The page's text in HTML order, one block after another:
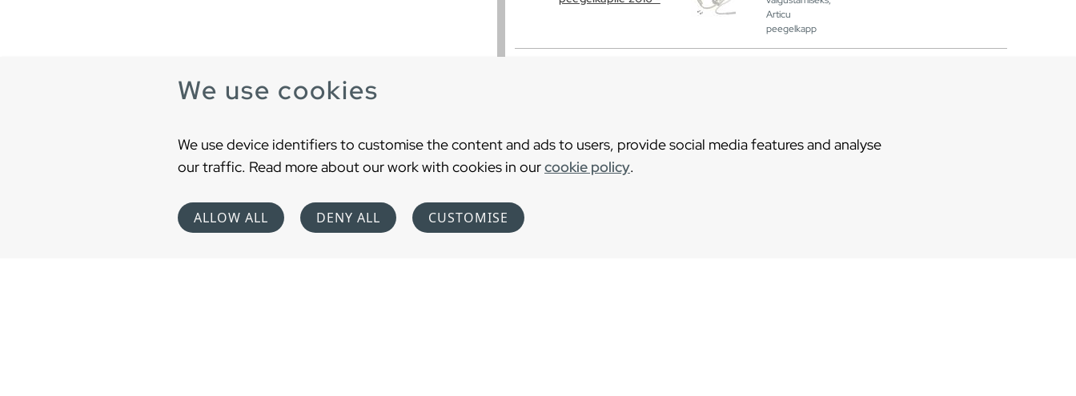
We use cookies
We use device identifiers to customise the content and ads to users, provide social media features and analyse
our traffic. Read more about our work with cookies in ourcookie policy.
ALLOW ALL DENY ALL CUSTOMISE
Articu
peegelkapp